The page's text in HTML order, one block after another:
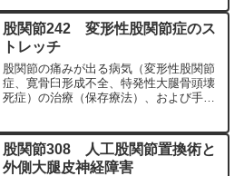
科専門医（人工関節手術を専門）の塗山
正宏が色々と説明します。
股関節242 変形性股関節症のス
トレッチ
股関節の痛みが出る病気（変形性股関節
症、寛骨臼形成不全、特発性大腿骨頭壊
死症）の治療（保存療法）、および手術
科専門医（人工関節手術を専門）の塗山
正宏が色々と説明します。
股関節308 人工股関節置換術と
外側大腿皮神経障害